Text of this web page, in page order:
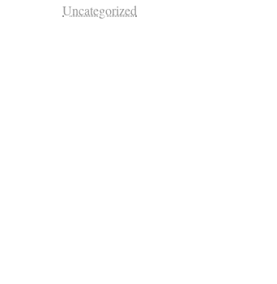
Uncategorized